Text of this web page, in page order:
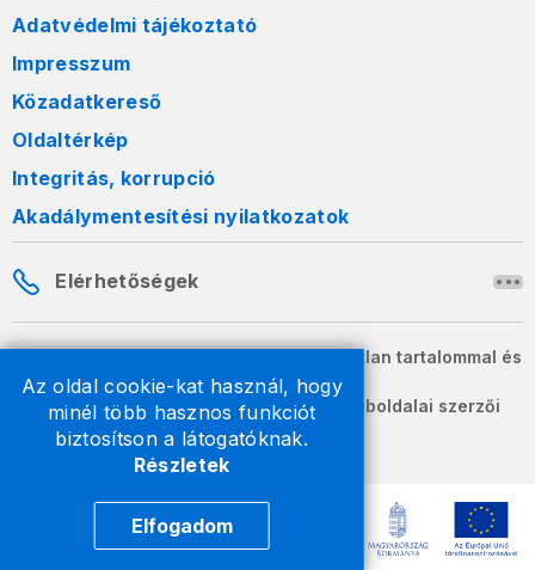
Az oldal cookie-kat használ, hogy
minél több hasznos funkciót
biztosítson a látogatóknak.
Részletek
Elfogadom
Adatvédelmi tájékoztató
Impresszum
Közadatkereső
Oldaltérkép
Integritás, korrupció
Akadálymentesítési nyilatkozatok
Elérhetőségek
A honlapon szereplő információk változatlan tartalommal és
formában szabadon terjeszthetők.
2026 © A Nemzeti Adó- és Vámhivatal weboldalai szerzői
jogvédelem alatt állnak.